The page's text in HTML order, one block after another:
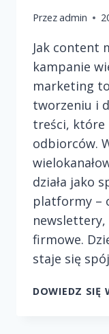
Przezadmin
Jak content
kampanie
marketing
tworzeniu i
treści, które
odbiorców.
działa jako
platformy –
firmowe.
staje się
DOWIEDZ SIĘ